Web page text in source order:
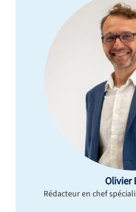
Olivier
Rédacteur en chef